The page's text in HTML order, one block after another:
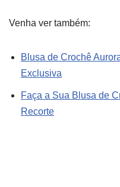
Venha ver também:
Blusa de Crochê
Exclusiva
Faça a Sua Blusa de
Recorte